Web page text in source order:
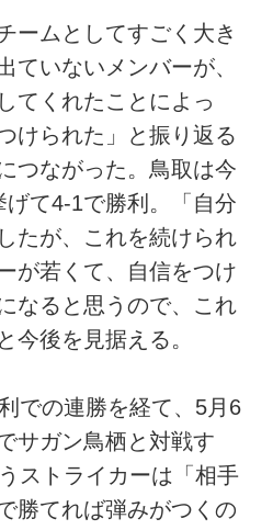
ームとしてすごく大き
ていないメンバーが、
てくれたことによっ
けられた」と振り返る
つながった。鳥取は今
て4-1で勝利。「自分
たが、これを続けられ
が若くて、自信をつけ
なると思うので、これ
今後を見据える。
での連勝を経て、5月6
サガン鳥栖と対戦す
ストライカーは「相手
勝てれば弾みがつくの